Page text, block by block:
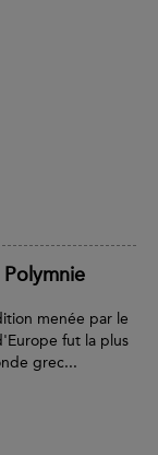
Polymnie
menée par le
fut la plus
grec...